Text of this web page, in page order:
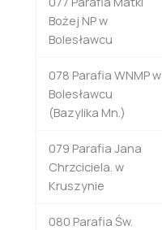
Bożej NP w
Bolesławcu
078 Parafia WNMP w
Bolesławcu
(Bazylika Mn.)
079 Parafia Jana
Chrzciciela. w
Kruszynie
080 Parafia Św.